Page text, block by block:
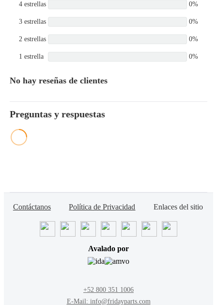
4 estrellas 0%
3 estrellas 0%
2 estrellas 0%
1 estrella 0%
No hay reseñas de clientes
Preguntas y respuestas
Contáctanos Política de Privacidad Enlaces del sitio
Avalado por
+52 800 351 1006
E-Mail: info@fridayparts.com